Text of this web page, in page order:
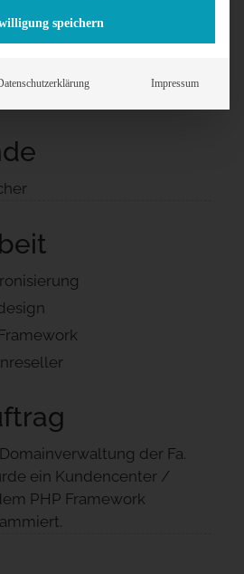
der Fa.
ein Kundencenter /
PHP Framework
speichern
Impressum